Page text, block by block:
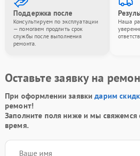
Поддержка после
Консультируем по эксплуатации
— помогаем продлить срок
службы после выполнения
ремонта.
Наша
Оставьте заявку на
При оформлении заявкидарим
ремонт!
Заполните поля ниже и мы
время.